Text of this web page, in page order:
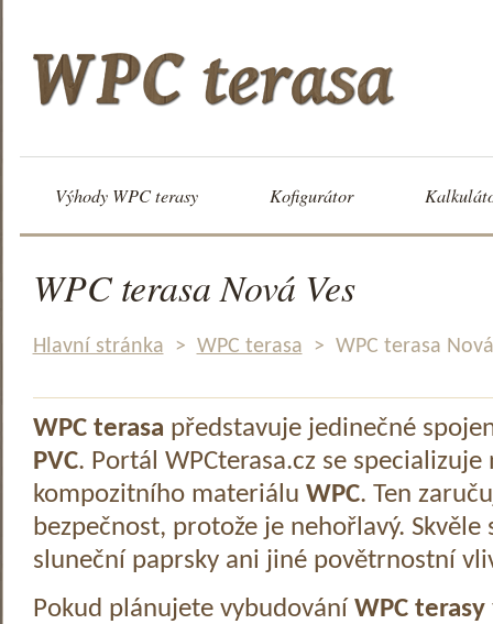
Výhody WPC terasy Kofigurátor
WPC terasa Nová Ves
Hlavní stránka > WPC terasa > WPC terasa
WPC terasa představuje jedinečné
PVC. Portál WPCterasa.cz se specializuje
kompozitního materiálu WPC. Ten
bezpečnost, protože je nehořlavý.
sluneční paprsky ani jiné povětrnostní
Pokud plánujete vybudování WPC terasy